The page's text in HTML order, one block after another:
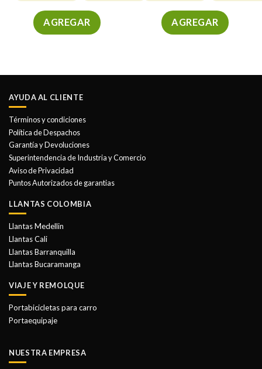
AGREGAR
múltiples
Las
pueden
elegir
en
la
página
de
AGREGAR
múltiples
AYUDA AL CLIENTE
Términos y condiciones
Política de Despachos
Garantía y Devoluciones
Superintendencia de Industria y Comercio
Aviso de Privacidad
Puntos Autorizados de garantias
LLANTAS COLOMBIA
Llantas Medellin
Llantas Cali
Llantas Barranquilla
Llantas Bucaramanga
VIAJE Y REMOLQUE
Portabicicletas para carro
Portaequipaje
NUESTRA EMPRESA